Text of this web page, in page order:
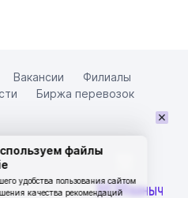
файлы
удобства пользования сайтом
качества рекомендаций
Вакансии
Филиалы
Биржа перевозок
×